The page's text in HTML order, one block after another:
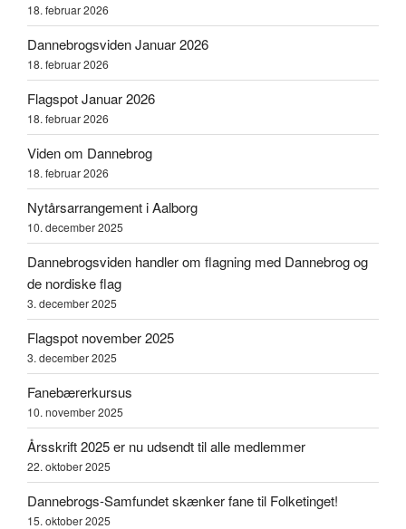
18. februar 2026
Dannebrogsviden Januar 2026
18. februar 2026
Flagspot Januar 2026
18. februar 2026
Viden om Dannebrog
18. februar 2026
Nytårsarrangement i Aalborg
10. december 2025
Dannebrogsviden handler om flagning med Dannebrog og
de nordiske flag
3. december 2025
Flagspot november 2025
3. december 2025
Fanebærerkursus
10. november 2025
Årsskrift 2025 er nu udsendt til alle medlemmer
22. oktober 2025
Dannebrogs-Samfundet skænker fane til Folketinget!
15. oktober 2025